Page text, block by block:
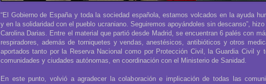
“El Gobierno de España y toda la sociedad española, estamos volcados en la ayuda
y en la solidaridad con el pueblo ucraniano. Seguiremos apoyándoles sin descanso”,
Carolina Darias. Entre el material que partió desde Madrid, se encuentran 6 palés con
respiradores, además de torniquetes y vendas, anestésicos, antibióticos y otros
aportados tanto por la Reserva Nacional como por Protección Civil, la Guardia Civil y
comunidades y ciudades autónomas, en coordinación con el Ministerio de Sanidad.
En este punto, volvió a agradecer la colaboración e implicación de todas las